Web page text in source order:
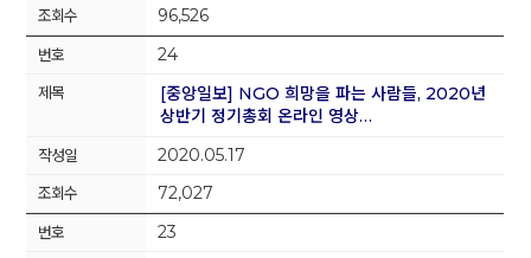
96,526
24
[중앙일보] NGO 희망을 파는 사람들, 2020년
상반기 정기총회 온라인 영상…
2020.05.17
72,027
23